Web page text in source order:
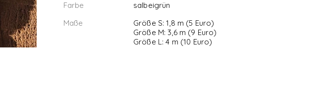
Farbe
Maße
salbeigrün
Größe S: 1,8 m (5 Euro)
Größe M: 3,6 m (9 Euro)
Größe L: 4 m (10 Euro)